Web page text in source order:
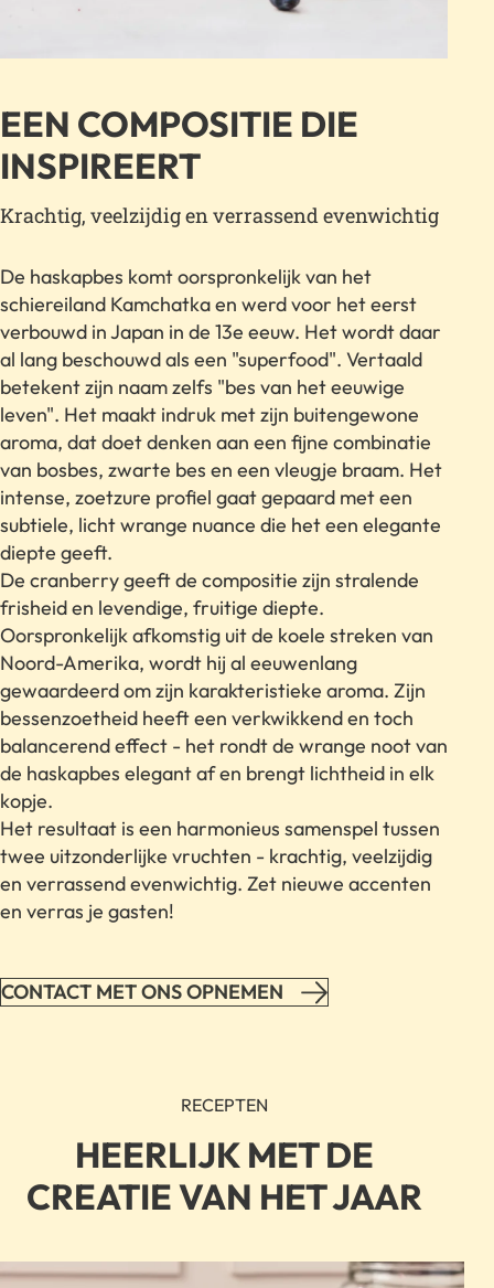
EEN COMPOSITIE DIE
INSPIREERT
Krachtig, veelzijdig en verrassend evenwichtig
De haskapbes komt oorspronkelijk van het
schiereiland Kamchatka en werd voor het eerst
verbouwd in Japan in de 13e eeuw. Het wordt daar
al lang beschouwd als een "superfood". Vertaald
betekent zijn naam zelfs "bes van het eeuwige
leven". Het maakt indruk met zijn buitengewone
aroma, dat doet denken aan een fijne combinatie
van bosbes, zwarte bes en een vleugje braam. Het
intense, zoetzure profiel gaat gepaard met een
subtiele, licht wrange nuance die het een elegante
diepte geeft.
De cranberry geeft de compositie zijn stralende
frisheid en levendige, fruitige diepte.
Oorspronkelijk afkomstig uit de koele streken van
Noord-Amerika, wordt hij al eeuwenlang
gewaardeerd om zijn karakteristieke aroma. Zijn
bessenzoetheid heeft een verkwikkend en toch
balancerend effect - het rondt de wrange noot van
de haskapbes elegant af en brengt lichtheid in elk
kopje.
Het resultaat is een harmonieus samenspel tussen
twee uitzonderlijke vruchten - krachtig, veelzijdig
en verrassend evenwichtig. Zet nieuwe accenten
en verras je gasten!
CONTACT MET ONS OPNEMEN
RECEPTEN
HEERLIJK MET DE
CREATIE VAN HET JAAR